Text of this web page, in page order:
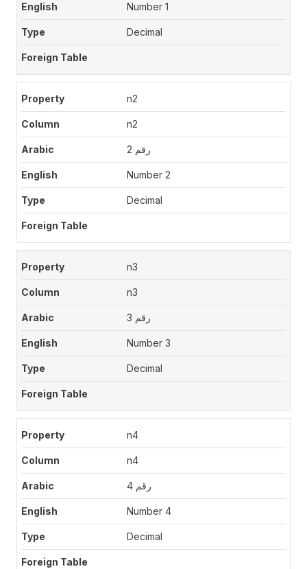
Number 1
Decimal
n2
n2
رقم 2
Number 2
Decimal
n3
n3
رقم 3
Number 3
Decimal
n4
n4
رقم 4
Number 4
Decimal